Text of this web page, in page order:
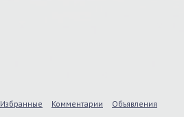
Избранные Комментарии Объявления